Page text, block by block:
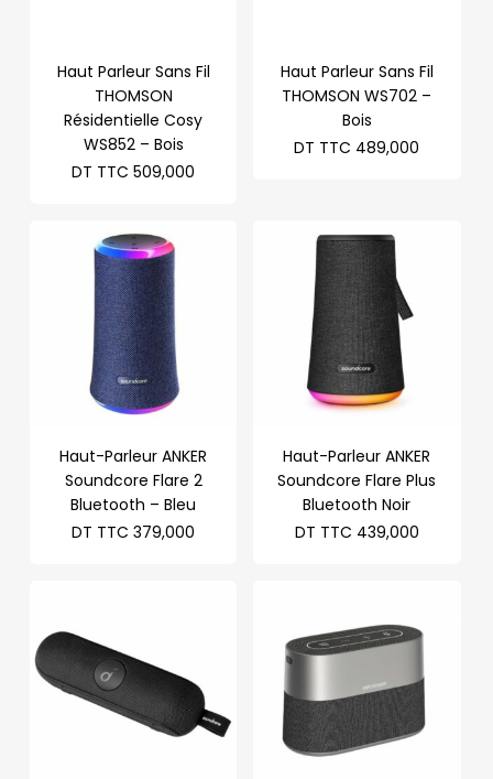
Haut Parleur Sans Fil
THOMSON
Résidentielle Cosy
WS852 – Bois
DT TTC 509,000
Haut Parleur Sans Fil
THOMSON WS702 –
Bois
DT TTC 489,000
Haut-Parleur ANKER
Soundcore Flare 2
Bluetooth – Bleu
DT TTC 379,000
Haut-Parleur ANKER
Soundcore Flare Plus
Bluetooth Noir
DT TTC 439,000